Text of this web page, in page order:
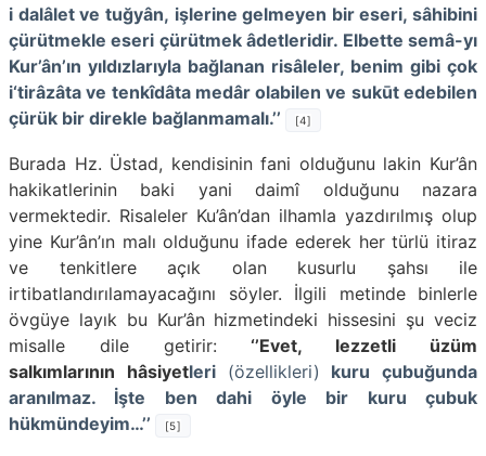
i dalâlet ve tuğyân, işlerine gelmeyen bir eseri, sâhibini
çürütmekle eseri çürütmek âdetle­ridir. Elbette semâ-yı
Kur’ân’ın yıldızlarıyla bağlanan risâleler, benim gibi çok
i‘tirâzâta ve tenkîdâta medâr olabilen ve sukūt edebilen
çürük bir direkle bağlanmamalı.’’
[4]
Burada Hz. Üstad, kendisinin fani olduğunu lakin Kur’ân
hakikatlerinin baki yani daimî olduğunu nazara
vermektedir. Risaleler Ku’ân’dan ilhamla yazdırılmış olup
yine Kur’ân’ın malı olduğunu ifade ederek her türlü itiraz
ve tenkitlere açık olan kusurlu şahsı ile
irtibatlandırılamayacağını söyler. İlgili metinde binlerle
övgüye layık bu Kur’ân hizmetindeki hissesini şu veciz
misalle dile getirir:‘’Evet, lezzetli üzüm
salkımlarının hâsiyetleri (özellikleri) kuru çubuğunda
aranılmaz. İşte ben dahi öyle bir kuru çubuk
hükmündeyim…’’
[5]